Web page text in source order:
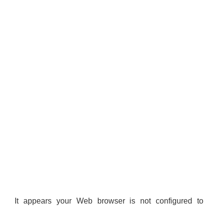
It appears your Web browser is not configured to